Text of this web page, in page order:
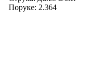
Поруке: 2.364